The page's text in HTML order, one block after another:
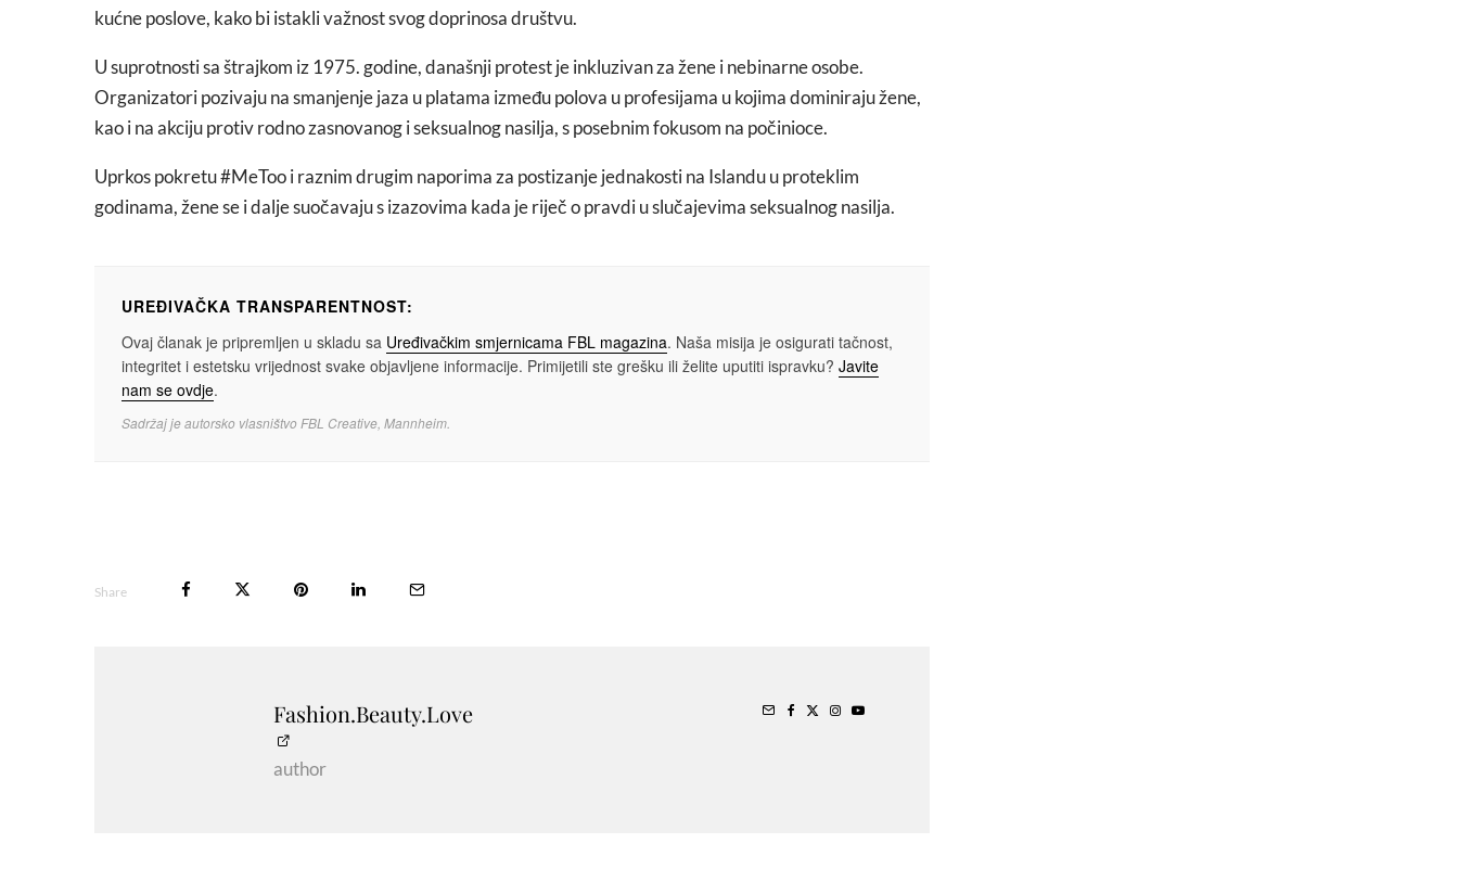
kućne poslove, kako bi istakli važnost svog doprinosa društvu.
U suprotnosti sa štrajkom iz 1975. godine, današnji protest je inkluzivan za žene i nebinarne osobe.
Organizatori pozivaju na smanjenje jaza u platama između polova u profesijama u kojima dominiraju žene,
kao i na akciju protiv rodno zasnovanog i seksualnog nasilja, s posebnim fokusom na počinioce.
Uprkos pokretu #MeToo i raznim drugim naporima za postizanje jednakosti na Islandu u proteklim
godinama, žene se i dalje suočavaju s izazovima kada je riječ o pravdi u slučajevima seksualnog nasilja.
UREĐIVAČKA TRANSPARENTNOST:
Ovaj članak je pripremljen u skladu sa Uređivačkim smjernicama FBL magazina. Naša misija je osigurati tačnost,
integritet i estetsku vrijednost svake objavljene informacije. Primijetili ste grešku ili želite uputiti ispravku? Javite
nam se ovdje.
Sadržaj je autorsko vlasništvo FBL Creative, Mannheim.
Share
Fashion.Beauty.Love
author